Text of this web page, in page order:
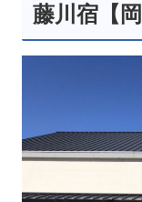
藤川宿【岡